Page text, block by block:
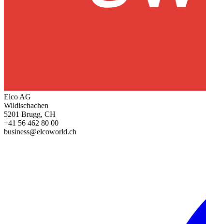
Elco AG
Wildischachen
5201 Brugg, CH
+41 56 462 80 00
business@elcoworld.ch